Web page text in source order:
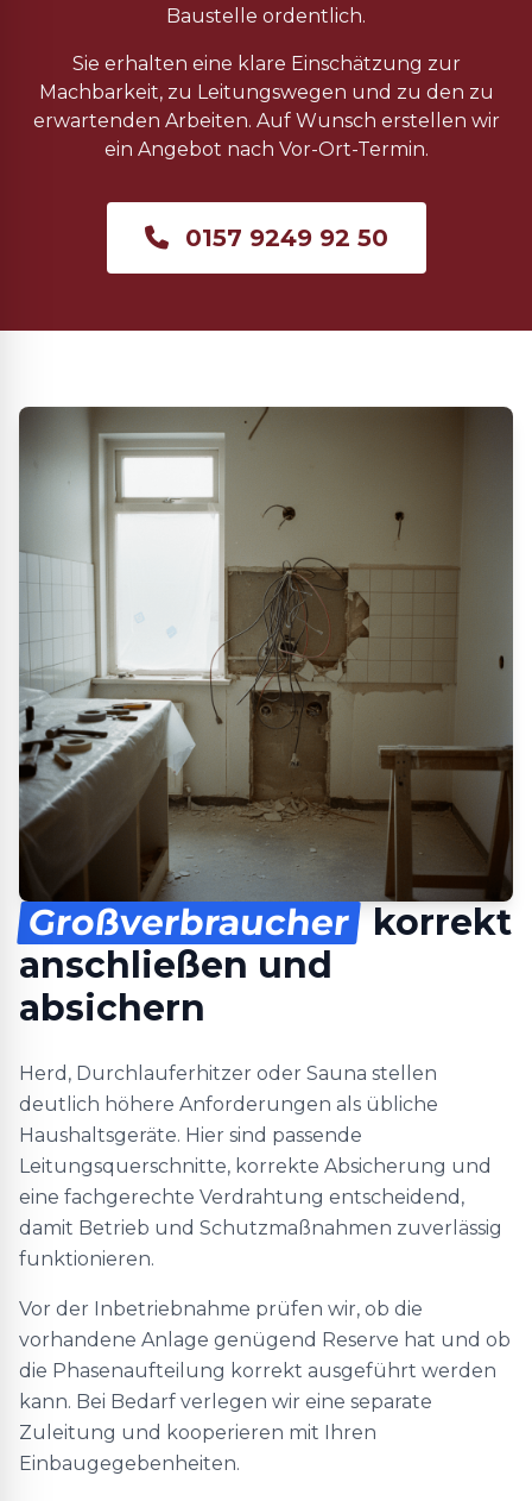
Baustelle ordentlich.
Sie erhalten eine klare Einschätzung zur
Machbarkeit, zu Leitungswegen und zu den zu
erwartenden Arbeiten. Auf Wunsch erstellen wir
ein Angebot nach Vor-Ort-Termin.
0157 9249 92 50
Großverbraucher korrekt
anschließen und
absichern
Herd, Durchlauferhitzer oder Sauna stellen
deutlich höhere Anforderungen als übliche
Haushaltsgeräte. Hier sind passende
Leitungsquerschnitte, korrekte Absicherung und
eine fachgerechte Verdrahtung entscheidend,
damit Betrieb und Schutzmaßnahmen zuverlässig
funktionieren.
Vor der Inbetriebnahme prüfen wir, ob die
vorhandene Anlage genügend Reserve hat und ob
die Phasenaufteilung korrekt ausgeführt werden
kann. Bei Bedarf verlegen wir eine separate
Zuleitung und kooperieren mit Ihren
Einbaugegebenheiten.